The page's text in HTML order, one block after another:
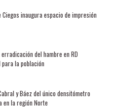
inaugura espacio de impresión
del hambre en RD
la población
y Báez del único densitómetro
en la región Norte